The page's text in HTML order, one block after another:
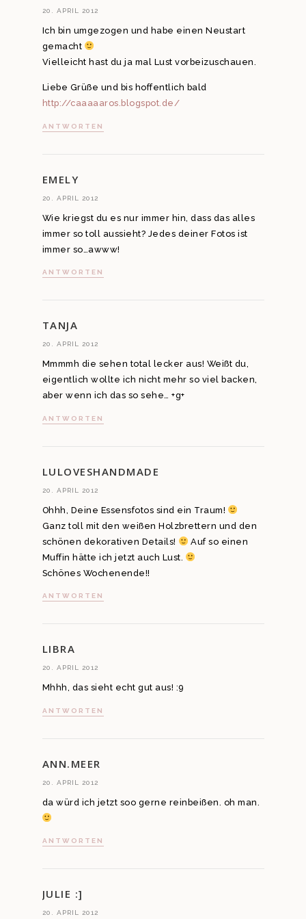
20. APRIL 2012
Ich bin umgezogen und habe einen Neustart
gemacht
Vielleicht hast du ja mal Lust vorbeizuschauen.
Liebe Grüße und bis hoffentlich bald
http://caaaaaros.blogspot.de/
ANTWORTEN
EMELY
20. APRIL 2012
Wie kriegst du es nur immer hin, dass das alles
immer so toll aussieht? Jedes deiner Fotos ist
immer so…awww!
ANTWORTEN
TANJA
20. APRIL 2012
Mmmmh die sehen total lecker aus! Weißt du,
eigentlich wollte ich nicht mehr so viel backen,
aber wenn ich das so sehe… +g+
ANTWORTEN
LULOVESHANDMADE
20. APRIL 2012
Ohhh, Deine Essensfotos sind ein Traum!
Ganz toll mit den weißen Holzbrettern und den
schönen dekorativen Details!
Auf so einen
Muffin hätte ich jetzt auch Lust.
Schönes Wochenende!!
ANTWORTEN
LIBRA
20. APRIL 2012
Mhhh, das sieht echt gut aus! :9
ANTWORTEN
ANN.MEER
20. APRIL 2012
da würd ich jetzt soo gerne reinbeißen. oh man.
ANTWORTEN
JULIE :]
20. APRIL 2012